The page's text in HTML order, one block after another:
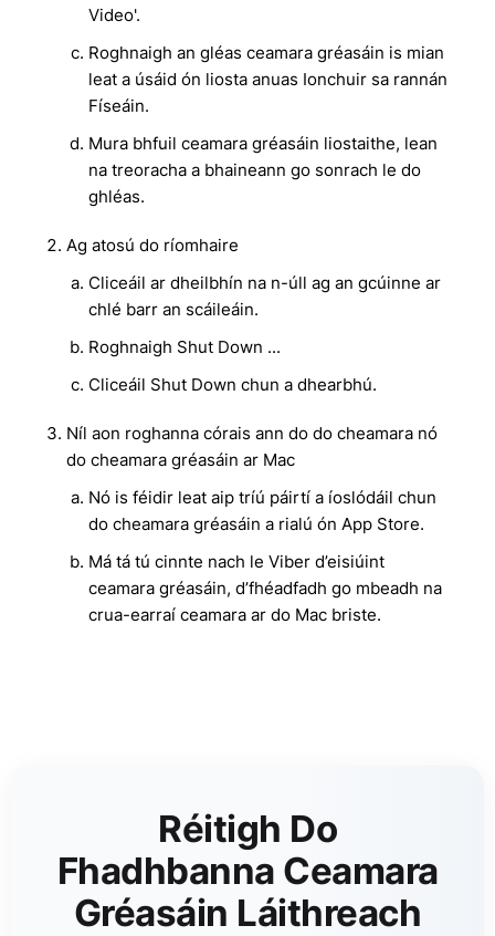
Video'.
Roghnaigh an gléas ceamara gréasáin is mian
leat a úsáid ón liosta anuas Ionchuir sa rannán
Físeáin.
Mura bhfuil ceamara gréasáin liostaithe, lean
na treoracha a bhaineann go sonrach le do
ghléas.
Ag atosú do ríomhaire
Cliceáil ar dheilbhín na n-úll ag an gcúinne ar
chlé barr an scáileáin.
Roghnaigh Shut Down ...
Cliceáil Shut Down chun a dhearbhú.
Níl aon roghanna córais ann do do cheamara nó
do cheamara gréasáin ar Mac
Nó is féidir leat aip tríú páirtí a íoslódáil chun
do cheamara gréasáin a rialú ón App Store.
Má tá tú cinnte nach le Viber d’eisiúint
ceamara gréasáin, d’fhéadfadh go mbeadh na
crua-earraí ceamara ar do Mac briste.
Réitigh Do
Fhadhbanna Ceamara
Gréasáin Láithreach